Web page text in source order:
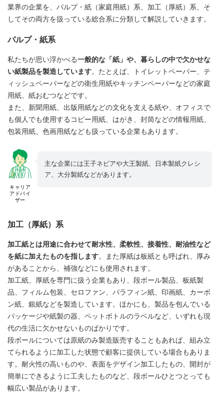
業界の企業を、パルプ・紙（家庭用紙）系、加工（厚紙）系、そ
してその両方を扱っている総合系に分類して解説していきます。
パルプ・紙系
私たちが思い浮かべる一般的な「紙」や、暮らしの中で欠かせな
い紙製品を製造しています。たとえば、トイレットペーパー、テ
ィッシュペーパーなどの衛生用紙やキッチンペーパーなどの家庭
用紙、紙おむつなどです。
また、新聞用紙、出版用紙などの文化を支える紙や、オフィスで
も個人でも使用するコピー用紙、はがき、封筒などの情報用紙、
包装用紙、色画用紙なども扱っている企業もあります。
キャリア
アドバイ
ザー
主な企業には王子ネピアや大王製紙、日本製紙クレシ
ア、大分製紙などがあります。
加工（厚紙）系
加工紙とは用途に合わせて耐水性、柔軟性、接着性、耐油性など
を紙に加えたものを指します。また厚紙は板紙とも呼ばれ、厚み
があることから、補強などにも使用されます。
加工紙、厚紙を専門に扱う企業もあり、段ボール製品、板紙製
品、フィルム包装、セロファン、パラフィン紙、印画紙、カーボ
ン紙、銀紙などを製造しています。ほかにも、製品を包んでいる
パッケージや紙製の器、ペットボトルのラベルなど、いずれも現
代の生活に欠かせないものばかりです。
段ボールについては原紙のみ製造販売することもあれば、組み立
てられるように加工した状態で顧客に提供している場合もありま
す。耐火性の高いものや、表面をデザイン加工したもの、開封が
簡単にできるように工夫したものなど、段ボールひとつとっても
幅広い製品があります。